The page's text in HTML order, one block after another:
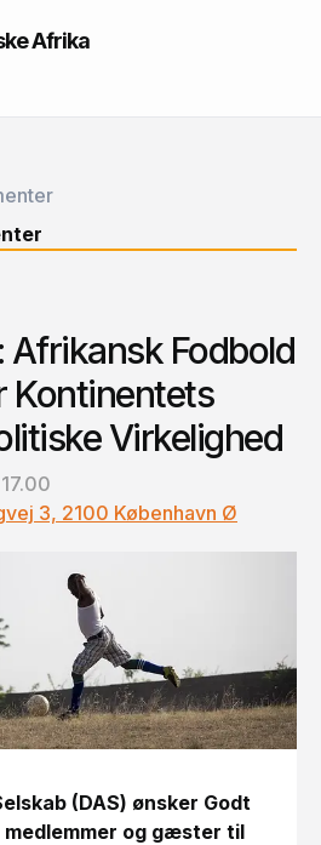
Afrika
Afrikansk Fodbold
Kontinentets
Virkelighed
3, 2100 København Ø
(DAS) ønsker Godt
og gæster til